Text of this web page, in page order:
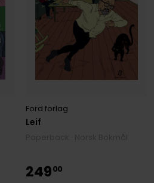
Leif
Ford forlag
24900